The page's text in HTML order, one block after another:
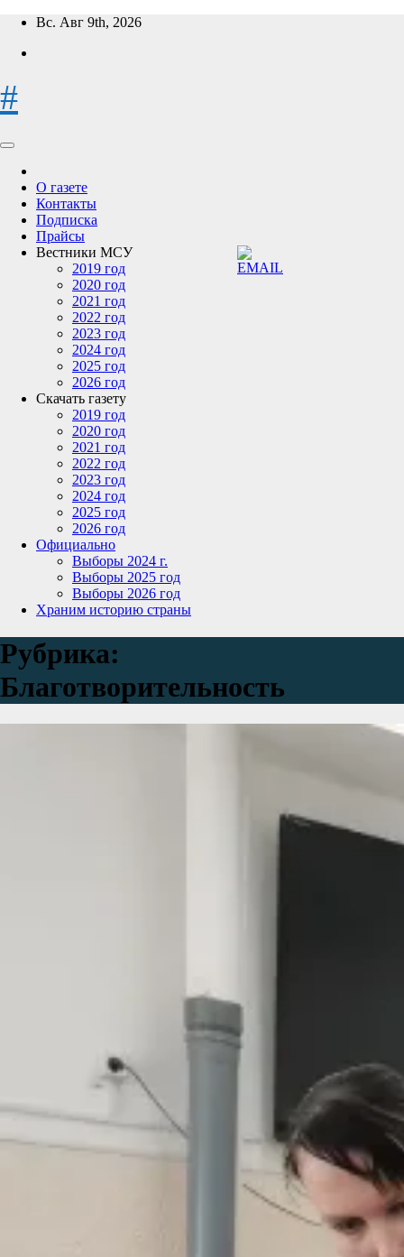
Перейти
содержимому
Вс. Авг 9th, 2026
#
О газете
Контакты
Подписка
Прайсы
Вестники МСУ
2019 год
2020 год
2021 год
2022 год
2023 год
2024 год
2025 год
2026 год
Скачать газету
2019 год
2020 год
2021 год
2022 год
2023 год
2024 год
2025 год
2026 год
Официально
Выборы 2024 г.
Выборы 2025 год
Выборы 2026 год
Храним историю страны
Рубрика:
Благотворительность